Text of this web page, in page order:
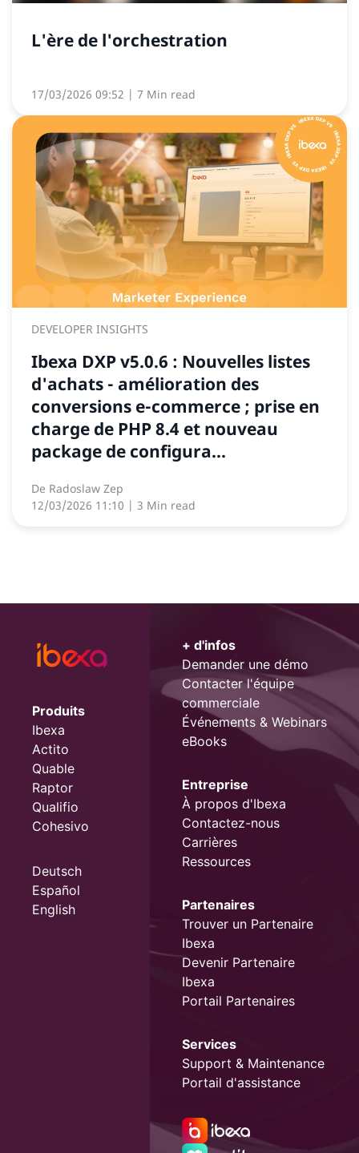
L'ère de l'orchestration
17/03/2026 09:52 | 7 Min read
DEVELOPER INSIGHTS
Ibexa DXP v5.0.6 : Nouvelles listes
d'achats - amélioration des
conversions e-commerce ; prise en
charge de PHP 8.4 et nouveau
package de configura...
De Radoslaw Zep
12/03/2026 11:10 | 3 Min read